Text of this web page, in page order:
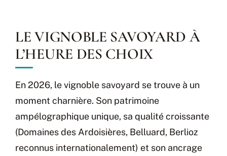
LE VIGNOBLE SAVOYARD À
L’HEURE DES CHOIX
En 2026, le vignoble savoyard se trouve à un
moment charnière. Son patrimoine
ampélographique unique, sa qualité croissante
(Domaines des Ardoisières, Belluard, Berlioz
reconnus internationalement) et son ancrage